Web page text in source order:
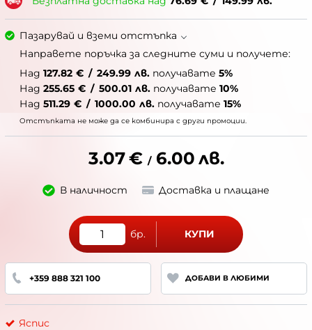
Пазарувай и вземи отстъпка
Направете поръчка за следните суми и получете:
Над 127.82 € / 249.99 лв. получавате 5%
Над 255.65 € / 500.01 лв. получавате 10%
Над 511.29 € / 1000.00 лв. получавате 15%
Отстъпката не може да се комбинира с други промоции.
3.07€ / 6.00 лв.
В наличност Доставка и плащане
бр. КУПИ
+359 888 321 100 ДОБАВИ В ЛЮБИМИ
Яспис